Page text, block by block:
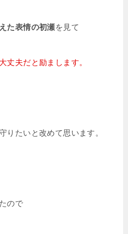
た表情の初瀬を見て
丈夫だと励まします。
りたいと改めて思います。
ので